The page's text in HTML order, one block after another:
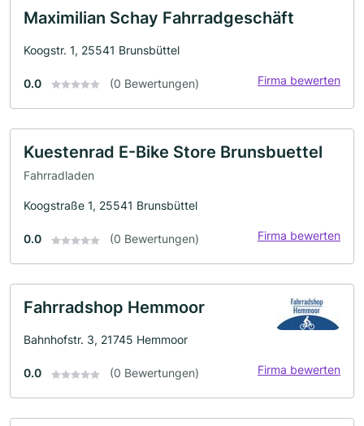
Maximilian Schay Fahrradgeschäft
Koogstr. 1, 25541 Brunsbüttel
0.0 (0 Bewertungen) Firma bewerten
Kuestenrad E-Bike Store Brunsbuettel
Fahrradladen
Koogstraße 1, 25541 Brunsbüttel
0.0 (0 Bewertungen) Firma bewerten
Fahrradshop Hemmoor
Bahnhofstr. 3, 21745 Hemmoor
0.0 (0 Bewertungen) Firma bewerten